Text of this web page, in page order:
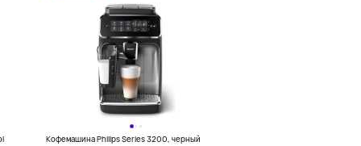
Кофемашина Philips Series 3200, черный